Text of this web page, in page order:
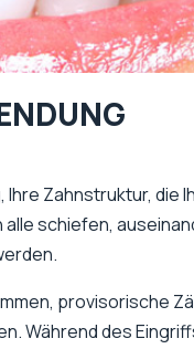
Zahnstruktur, die
schiefen,
provisorische
Während des